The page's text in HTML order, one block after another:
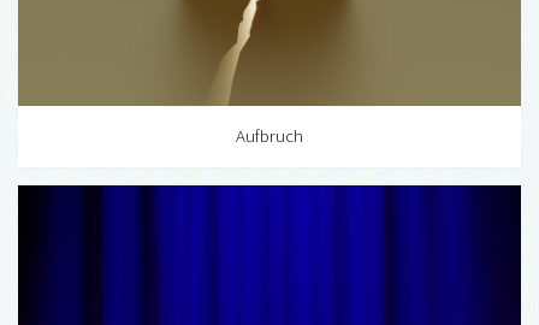
Aufbruch